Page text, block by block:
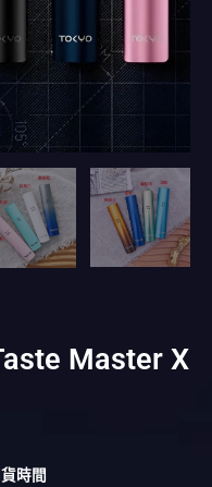
Master X
時間